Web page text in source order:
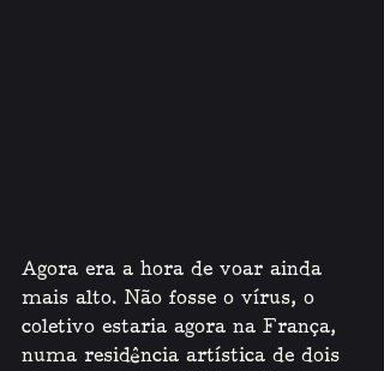
Agora era a hora de voar ainda
mais alto. Não fosse o vírus, o
coletivo estaria agora na França,
numa residência artística de dois